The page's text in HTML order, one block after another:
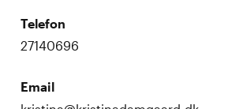
Telefon
27140696
Email